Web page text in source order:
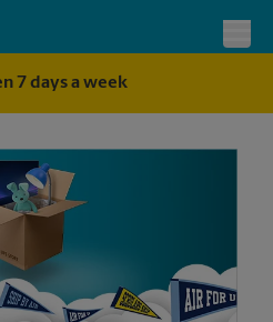
7 days a week